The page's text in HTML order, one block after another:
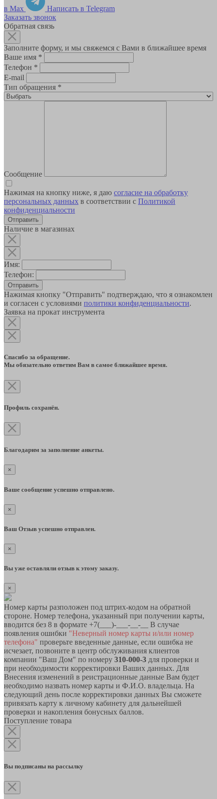
в Max
Написать в Telegram
Заказать звонок
Обратная связь
Заполните форму, и мы свяжемся с Вами в ближайшее время
Ваше имя *
Телефон *
E-mail
Тип обращения *
Сообщение
Нажимая на кнопку ниже, я даю согласие на обработку
персональных данных в соответствии с Политикой
конфиденциальности
Наличие в магазинах
Имя:
Телефон:
Отправить
Нажимая кнопку "Отправить" подтверждаю, что я ознакомлен
и согласен с условиями политики конфиденциальности.
Заявка на прокат инструмента
Спасибо за обращение.
Мы обязательно ответим Вам в самое ближайшее время.
Профиль сохранён.
Благодарим за заполнение анкеты.
×
Ваше сообщение успешно отправлено.
×
Ваш Отзыв успешно отправлен.
×
Вы уже оставляли отзыв к этому заказу.
×
Номер карты разположен под штрих-кодом на обратной
стороне. Номер телефона, указанный при получении карты,
вводится без 8 в формате +7(___)-___-__-__ В случае
появления ошибки "Неверный номер карты и/или номер
телефона" проверьте введенные данные, если ошибка не
исчезает, позвоните в центр обслуживания клиентов
компании "Ваш Дом" по номеру 310-000-3 для проверки и
при необходимости корректировки Ваших данных. Для
Внесения изменений в реистрационные данные Вам будет
необходимо назвать номер карты и Ф.И.О. владельца. На
следующий день после корректировки данных Вы сможете
привязать карту к личному кабинету для дальнейшей
проверки и накопления бонусных баллов.
Поступление товара
Вы подписаны на рассылку